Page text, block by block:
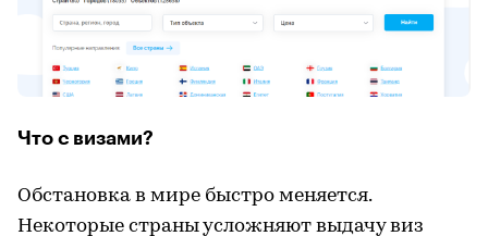
Что с визами?
Обстановка в мире быстро меняется.
Некоторые страны усложняют выдачу виз